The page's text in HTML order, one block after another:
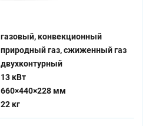
газовый, конвекционный
природный газ, сжиженный газ
двухконтурный
13 кВт
660×440×228 мм
22 кг